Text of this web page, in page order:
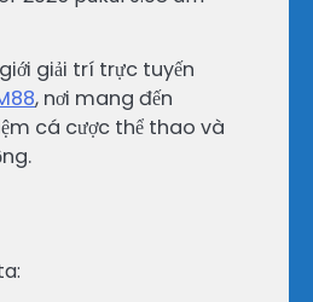
giải trí trực tuyến
, nơi mang đến
cá cược thể thao và